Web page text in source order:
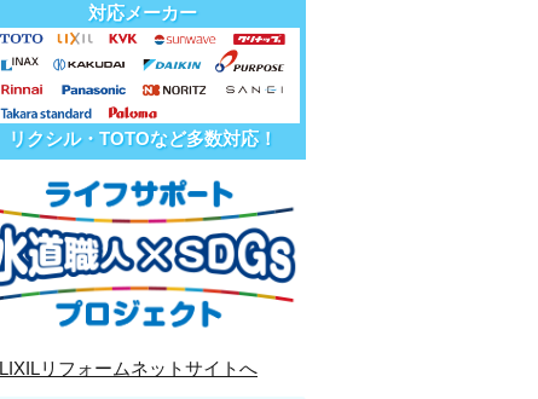
対応メーカー
リクシル・TOTOなど多数対応！